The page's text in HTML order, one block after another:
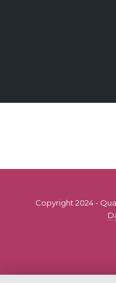
Copyright 2024 -